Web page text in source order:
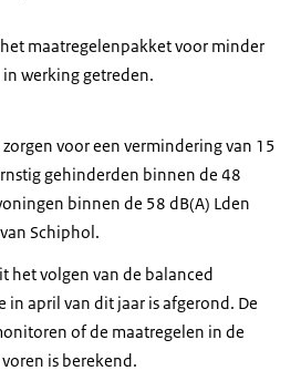
maatregelenpakket voor minder
werking getreden.
voor een vermindering van 15
gehinderden binnen de 48
binnen de 58 dB(A) Lden
Schiphol.
het volgen van de balanced
april van dit jaar is afgerond. De
of de maatregelen in de
is berekend.